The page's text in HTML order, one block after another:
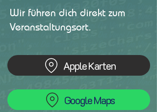
Wir führen dich direkt zum
Veranstaltungsort.
Apple Karten
Google Maps